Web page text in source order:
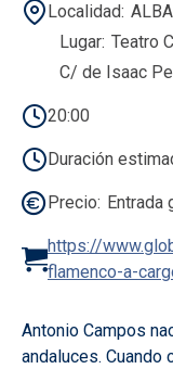
Localidad
Lugar Teatro
C/ de Isaac
20:00
Duración
Precio Entrada
https://
flamenco-a-
Antonio Campos
andaluces. Cuando